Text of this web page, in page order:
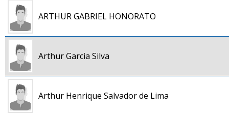
ARTHUR GABRIEL HONORATO
Arthur Garcia Silva
Arthur Henrique Salvador de Lima